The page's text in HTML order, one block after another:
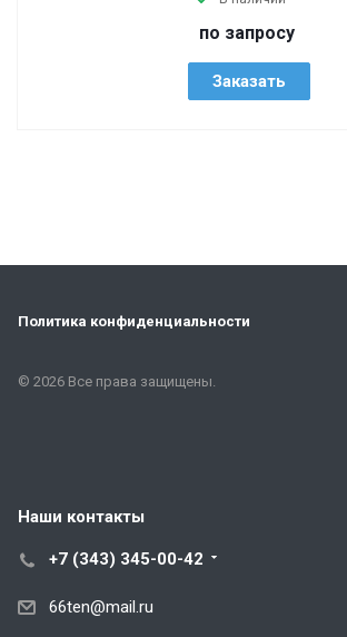
по запросу
Заказать
Политика конфиденциальности
© 2026 Все права защищены.
Наши контакты
+7 (343) 345-00-42
66ten@mail.ru